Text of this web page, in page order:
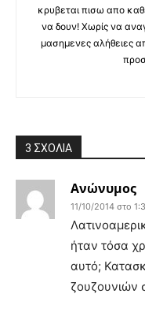
κρυβεται πισω απο
να δουν! Χωρίς να
μασημενες αλήθειες
3 ΣΧΟΛΙΑ
Ανώνυμος
11/10/2014 στο
ήταν τόσα
αυτό;
ζουζουνιών